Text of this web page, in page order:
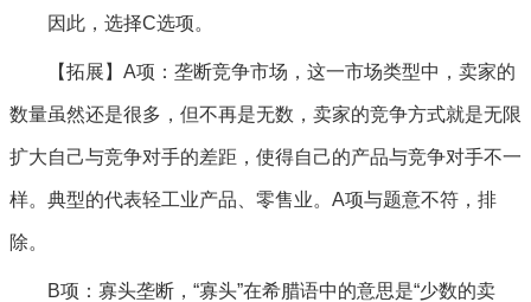
因此，选择C选项。
【拓展】A项：垄断竞争市场，这一市场类型中，卖家的
数量虽然还是很多，但不再是无数，卖家的竞争方式就是无限
扩大自己与竞争对手的差距，使得自己的产品与竞争对手不一
样。典型的代表轻工业产品、零售业。A项与题意不符，排
除。
B项：寡头垄断，“寡头”在希腊语中的意思是“少数的卖